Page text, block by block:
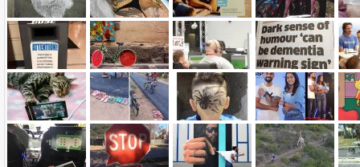
Name:
E-Mail-Adresse (optional):
Kommentar: